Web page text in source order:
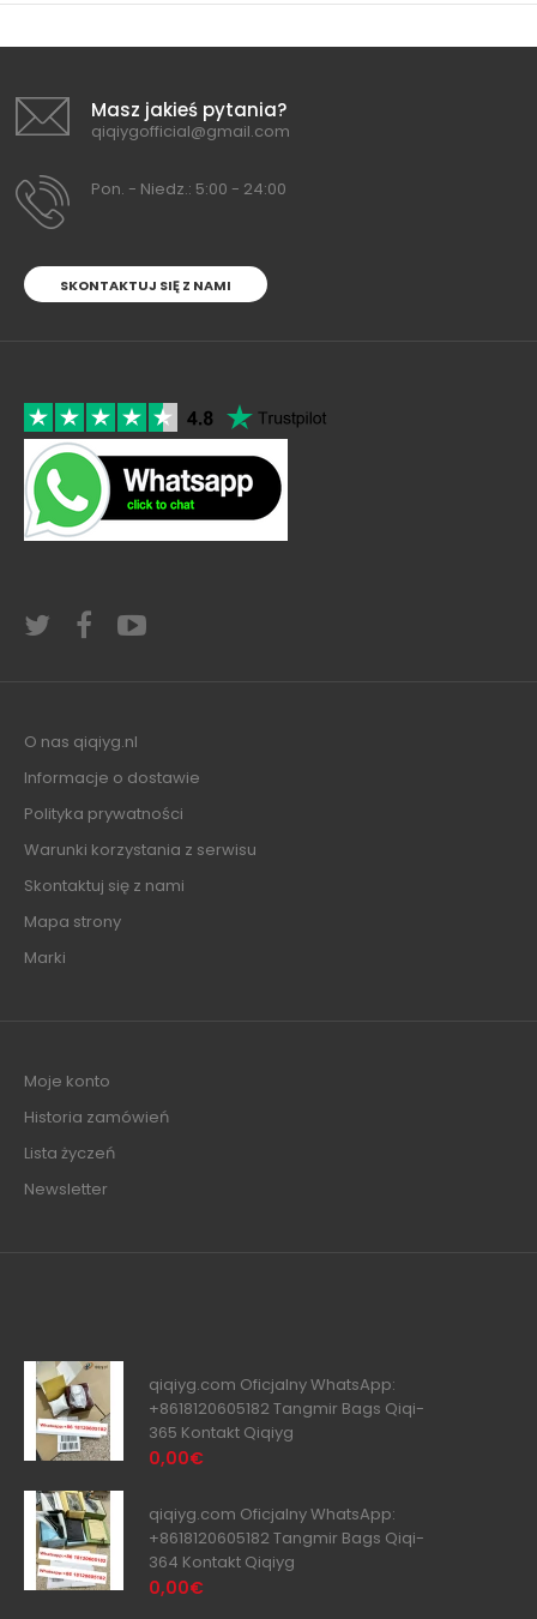
Masz jakieś pytania?
qiqiygofficial@gmail.com
Pon. - Niedz.: 5:00 - 24:00
SKONTAKTUJ SIĘ Z NAMI
O nas qiqiyg.nl
Informacje o dostawie
Polityka prywatności
Warunki korzystania z serwisu
Skontaktuj się z nami
Mapa strony
Marki
Moje konto
Historia zamówień
Lista życzeń
Newsletter
qiqiyg.com Oficjalny WhatsApp:
+8618120605182 Tangmir Bags Qiqi-
365 Kontakt Qiqiyg
0,00€
qiqiyg.com Oficjalny WhatsApp:
+8618120605182 Tangmir Bags Qiqi-
364 Kontakt Qiqiyg
0,00€